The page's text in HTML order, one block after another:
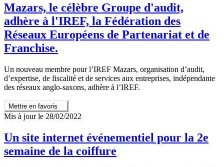
Mazars, le célèbre Groupe d'audit,
adhère à l'IREF, la Fédération des
Réseaux Européens de Partenariat et de
Franchise.
Un nouveau membre pour l’IREF Mazars, organisation d’audit,
d’expertise, de fiscalité et de services aux entreprises, indépendante
des réseaux anglo-saxons, adhère à l’IREF.
Mettre en favoris
Mis à jour le 28/02/2022
Un site internet événementiel pour la 2e
semaine de la coiffure